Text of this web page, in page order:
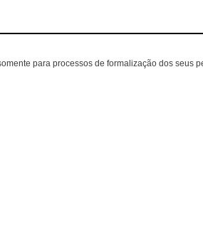
para processos de formalização dos seus